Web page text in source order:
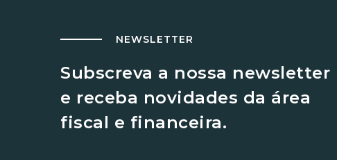
NEWSLETTER
Subscreva a nossa newsletter
e receba novidades da área
fiscal e financeira.